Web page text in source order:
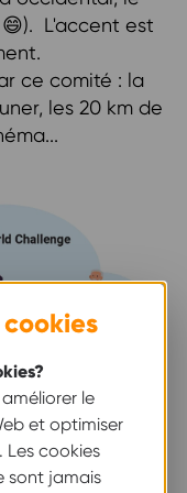
L'accent est
ce comité : la
les 20 km de
le Around The
dont l’objectif
le
et optimiser
cookies
sont jamais